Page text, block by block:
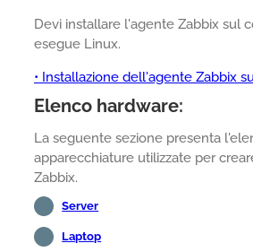
Devi installare l'agente Zabbix sul
esegue Linux.
• Installazione dell'agente Zabbix
Elenco hardware:
La seguente sezione presenta
apparecchiature utilizzate per
Zabbix.
Server
Laptop